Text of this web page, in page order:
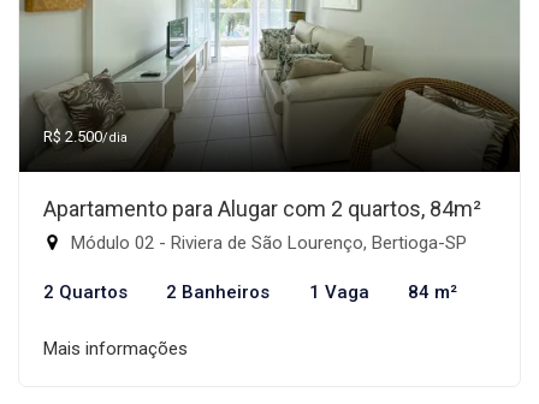
R$ 2.500/dia
Apartamento para Alugar com 2 quartos, 84m²
Módulo 02 - Riviera de São Lourenço, Bertioga-SP
2 Quartos 2 Banheiros 1 Vaga 84 m²
Mais informações